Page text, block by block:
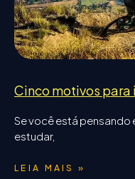
Cinco motivos para
Se você está pensando
estudar,
LEIA MAIS »